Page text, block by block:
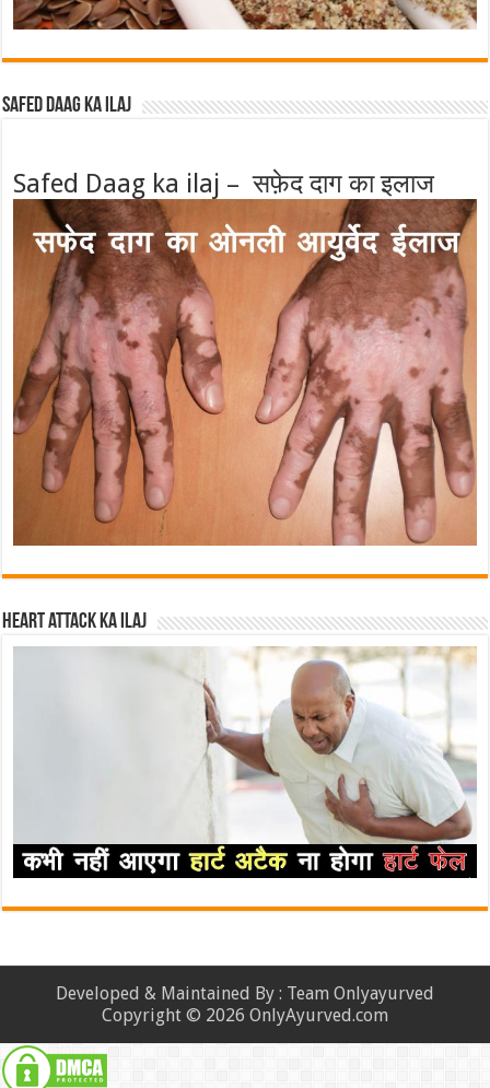
Safed Daag ka ilaj
Safed Daag ka ilaj – सफ़ेद दाग का इलाज
Heart attack ka ilaj
Developed & Maintained By : Team Onlyayurved
Copyright © 2026 OnlyAyurved.com